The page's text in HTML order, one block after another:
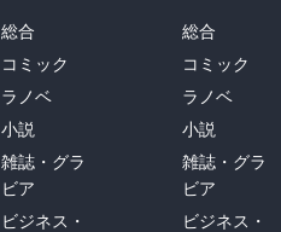
総合
コミック
ラノベ
小説
雑誌・グラ
ビア
ビジネス・
総合
コミック
ラノベ
小説
雑誌・グラ
ビア
ビジネス・